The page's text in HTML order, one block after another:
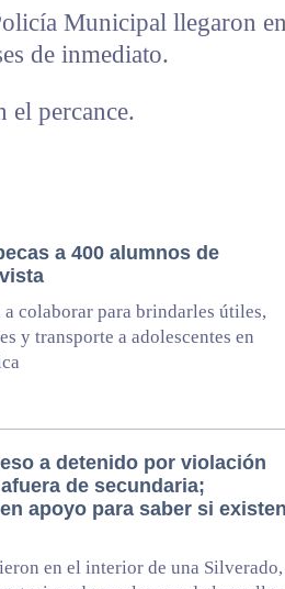
Municipal llegaron en
de inmediato.
el percance.
a 400 alumnos de
colaborar para brindarles útiles,
y transporte a adolescentes en
a detenido por violación
de secundaria;
apoyo para saber si existen
en el interior de una Silverado,